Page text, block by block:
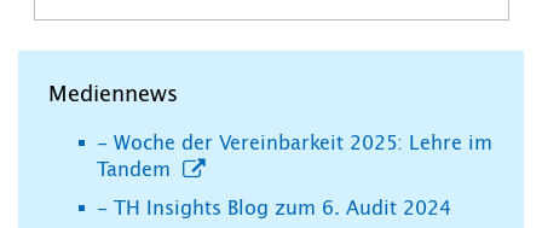
Mediennews
- Woche der Vereinbarkeit 2025: Lehre im
Tandem
- TH Insights Blog zum 6. Audit 2024